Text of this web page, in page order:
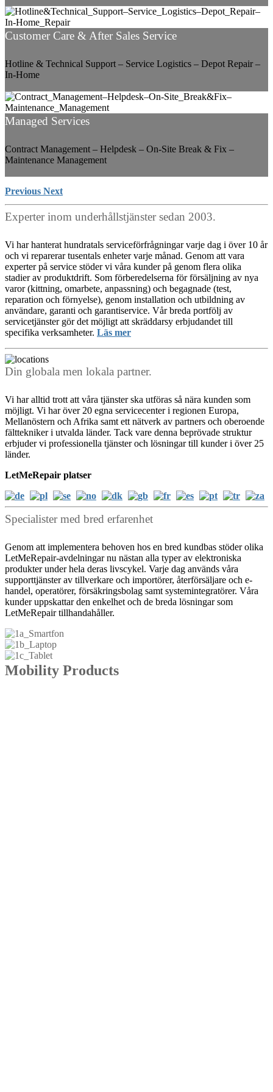
Customer Care & After Sales Service
Hotline & Technical Support – Service Logistics – Depot Repair –
In-Home
Managed Services
Contract Management – Helpdesk – On-Site Break & Fix –
Maintenance Management
Previous Next
Experter inom underhållstjänster sedan 2003.
Vi har hanterat hundratals serviceförfrågningar varje dag i över 10 år
och vi reparerar tusentals enheter varje månad. Genom att vara
experter på service stöder vi våra kunder på genom flera olika
stadier av produktdrift. Som förberedelserna för försäljning av nya
varor (kittning, omarbete, anpassning) och begagnade (test,
reparation och förnyelse), genom installation och utbildning av
användare, garanti och garantiservice. Vår breda portfölj av
servicetjänster gör det möjligt att skräddarsy erbjudandet till
specifika verksamheter. Läs mer
Din globala men lokala partner.
Vi har alltid trott att våra tjänster ska utföras så nära kunden som
möjligt. Vi har över 20 egna servicecenter i regionen Europa,
Mellanöstern och Afrika samt ett nätverk av partners och oberoende
fälttekniker i utvalda länder. Tack vare denna beprövade struktur
erbjuder vi professionella tjänster och lösningar till kunder i över 25
länder.
LetMeRepair platser
Specialister med bred erfarenhet
Genom att implementera behoven hos en bred kundbas stöder olika
LetMeRepair-avdelningar nu nästan alla typer av elektroniska
produkter under hela deras livscykel. Varje dag används våra
supporttjänster av tillverkare och importörer, återförsäljare och e-
handel, operatörer, försäkringsbolag samt systemintegratörer. Våra
kunder uppskattar den enkelhet och de breda lösningar som
LetMeRepair tillhandahåller.
Mobility Products